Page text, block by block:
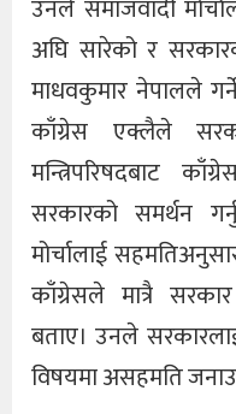
उनले समाजवादी
अघि सारेको र
माधवकुमार नेपालले
काँग्रेस एक्लैले
मन्त्रिपरिषदबाट
सरकारको समर्थन
मोर्चालाई
काँग्रेसले मात्रै
बताए। उनले
विषयमा असहमति